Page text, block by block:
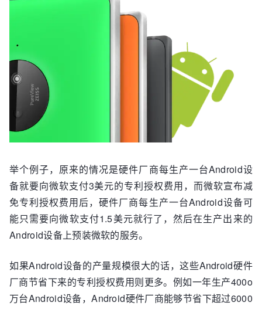
举个例子，原来的情况是硬件厂商每生产一台Android设
备就要向微软支付3美元的专利授权费用，而微软宣布减
免专利授权费用后，硬件厂商每生产一台Android设备可
能只需要向微软支付1.5美元就行了，然后在生产出来的
Android设备上预装微软的服务。
如果Android设备的产量规模很大的话，这些Android硬件
厂商节省下来的专利授权费用则更多。例如一年生产400o
万台Android设备，Android硬件厂商能够节省下超过6000